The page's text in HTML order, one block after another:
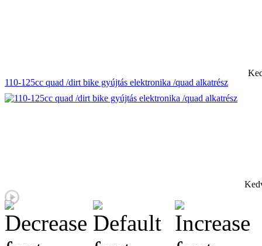
110-125cc quad /dirt bike gyújtás elektronika /quad alkatrész